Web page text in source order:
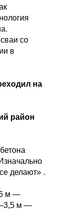
со
в
на
район
делают» .
м —
м —